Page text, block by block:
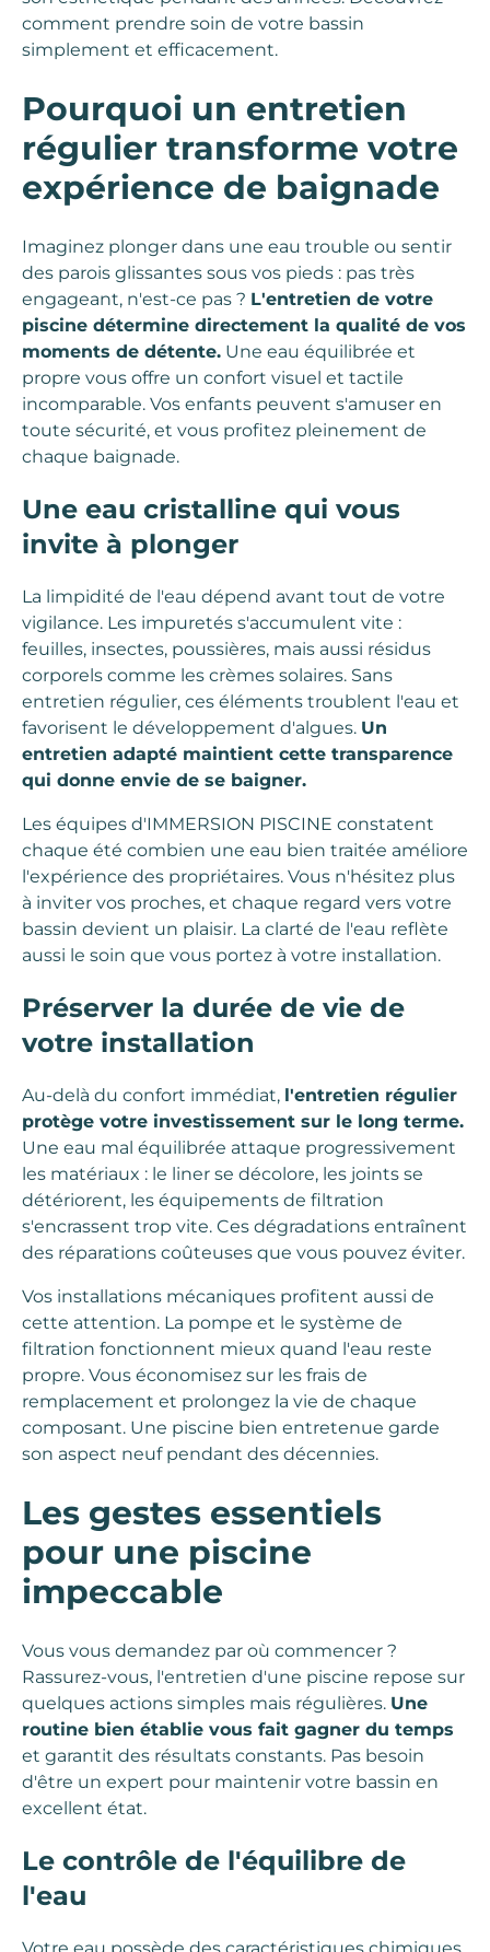
comment prendre soin de votre bassin
simplement et efficacement.
Pourquoi un entretien
régulier transforme votre
expérience de baignade
Imaginez plonger dans une eau trouble ou sentir
des parois glissantes sous vos pieds : pas très
engageant, n'est-ce pas ? L'entretien de votre
piscine détermine directement la qualité de vos
moments de détente. Une eau équilibrée et
propre vous offre un confort visuel et tactile
incomparable. Vos enfants peuvent s'amuser en
toute sécurité, et vous profitez pleinement de
chaque baignade.
Une eau cristalline qui vous
invite à plonger
La limpidité de l'eau dépend avant tout de votre
vigilance. Les impuretés s'accumulent vite :
feuilles, insectes, poussières, mais aussi résidus
corporels comme les crèmes solaires. Sans
entretien régulier, ces éléments troublent l'eau et
favorisent le développement d'algues. Un
entretien adapté maintient cette transparence
qui donne envie de se baigner.
Les équipes d'IMMERSION PISCINE constatent
chaque été combien une eau bien traitée améliore
l'expérience des propriétaires. Vous n'hésitez plus
à inviter vos proches, et chaque regard vers votre
bassin devient un plaisir. La clarté de l'eau reflète
aussi le soin que vous portez à votre installation.
Préserver la durée de vie de
votre installation
Au-delà du confort immédiat, l'entretien régulier
protège votre investissement sur le long terme.
Une eau mal équilibrée attaque progressivement
les matériaux : le liner se décolore, les joints se
détériorent, les équipements de filtration
s'encrassent trop vite. Ces dégradations entraînent
des réparations coûteuses que vous pouvez éviter.
Vos installations mécaniques profitent aussi de
cette attention. La pompe et le système de
filtration fonctionnent mieux quand l'eau reste
propre. Vous économisez sur les frais de
remplacement et prolongez la vie de chaque
composant. Une piscine bien entretenue garde
son aspect neuf pendant des décennies.
Les gestes essentiels
pour une piscine
impeccable
Vous vous demandez par où commencer ?
Rassurez-vous, l'entretien d'une piscine repose sur
quelques actions simples mais régulières. Une
routine bien établie vous fait gagner du temps
et garantit des résultats constants. Pas besoin
d'être un expert pour maintenir votre bassin en
excellent état.
Le contrôle de l'équilibre de
l'eau